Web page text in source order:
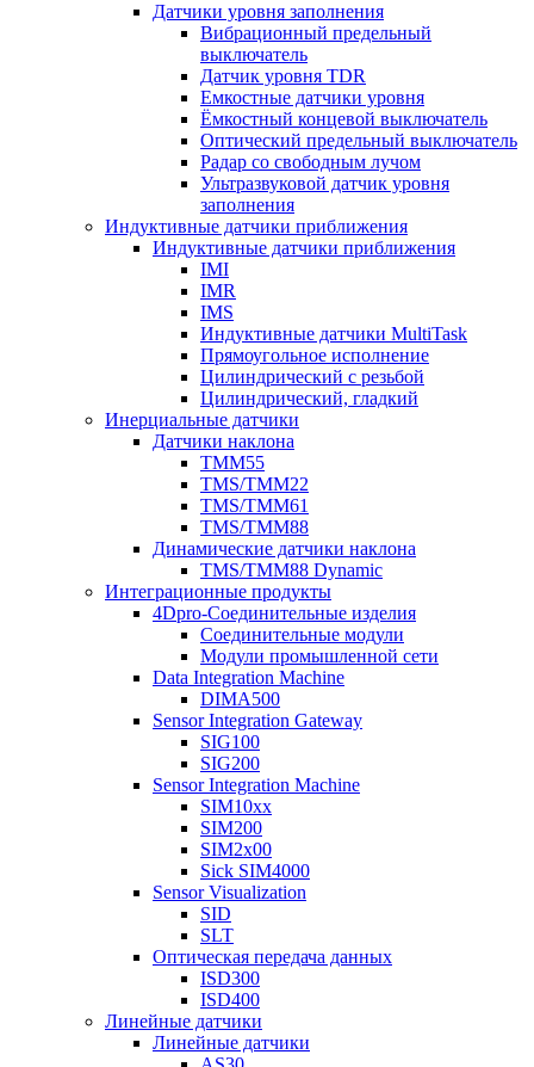
Датчики уровня заполнения
Вибрационный предельный
выключатель
Датчик уровня TDR
Емкостные датчики уровня
Ёмкостный концевой выключатель
Оптический предельный выключатель
Радар со свободным лучом
Ультразвуковой датчик уровня
заполнения
Индуктивные датчики приближения
Индуктивные датчики приближения
IMI
IMR
IMS
Индуктивные датчики MultiTask
Прямоугольное исполнение
Цилиндрический с резьбой
Цилиндрический, гладкий
Инерциальные датчики
Датчики наклона
TMM55
TMS/TMM22
TMS/TMM61
TMS/TMM88
Динамические датчики наклона
TMS/TMM88 Dynamic
Интеграционные продукты
4Dpro-Соединительные изделия
Соединительные модули
Модули промышленной сети
Data Integration Machine
DIMA500
Sensor Integration Gateway
SIG100
SIG200
Sensor Integration Machine
SIM10xx
SIM200
SIM2x00
Sick SIM4000
Sensor Visualization
SID
SLT
Оптическая передача данных
ISD300
ISD400
Линейные датчики
Линейные датчики